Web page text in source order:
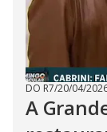
DO R7/20/04/
A